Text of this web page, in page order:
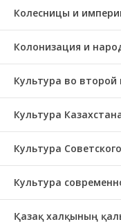
Колесницы и
Колонизация и
Культура во второй
Культура
Культура
Культура
Қазақ халқының